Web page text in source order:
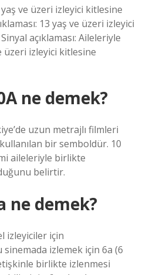
yaş ve üzeri izleyici kitlesine
13 yaş ve üzeri izleyici
açıklaması: Aileleriyle
üzeri izleyici kitlesine
ne demek?
uzun metrajlı filmleri
bir semboldür. 10
aileleriyle birlikte
belirtir.
ne demek?
izleyiciler için
sinemada izlemek için 6a (6
birlikte izlenmesi